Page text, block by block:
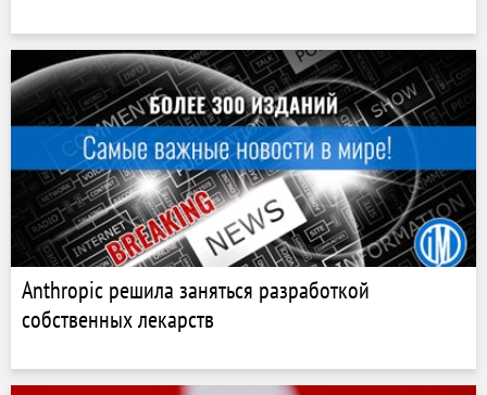
Anthropic решила заняться разработкой
собственных лекарств